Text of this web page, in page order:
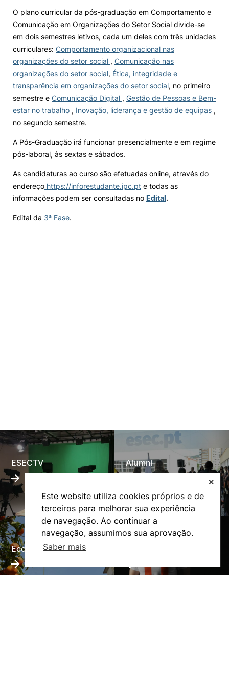
Este website utiliza cookies próprios e de
terceiros para melhorar sua experiência
de navegação. Ao continuar a
navegação, assumimos sua aprovação.
Saber mais
✕
O plano curricular da pós-graduação em Comportamento e
Comunicação em Organizações do Setor Social divide-se
em dois semestres letivos, cada um deles com três unidades
curriculares: Comportamento organizacional nas
organizações do setor social , Comunicação nas
organizações do setor social, Ética, integridade e
transparência em organizações do setor social, no primeiro
semestre e Comunicação Digital , Gestão de Pessoas e Bem-
estar no trabalho , Inovação, liderança e gestão de equipas ,
no segundo semestre.
A Pós-Graduação irá funcionar presencialmente e em regime
pós-laboral, às sextas e sábados.
As candidaturas ao curso são efetuadas online, através do
endereço https://inforestudante.ipc.pt e todas as
informações podem ser consultadas no Edital.
Edital da 3ª Fase.
ESECTV Alumni
Eco-Escola